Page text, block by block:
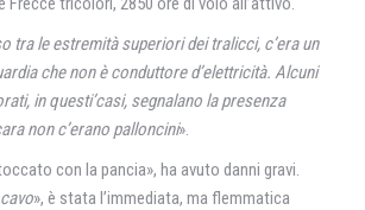
tra le estremità superiori dei tralicci, c’era un
che non è conduttore d’elettricità. Alcuni
in questi’casi, segnalano la presenza
non c’erano palloncini».
con la pancia», ha avuto danni gravi.
», è stata l’immediata, ma flemmatica